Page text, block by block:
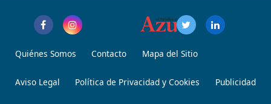
Quiénes Somos Contacto Mapa del Sitio
Aviso Legal Política de Privacidad y Cookies Publicidad